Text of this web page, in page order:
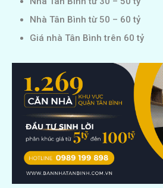
Nhà Tân Bình từ 50 – 60 tỷ
Giá nhà Tân Bình trên 60 tỷ